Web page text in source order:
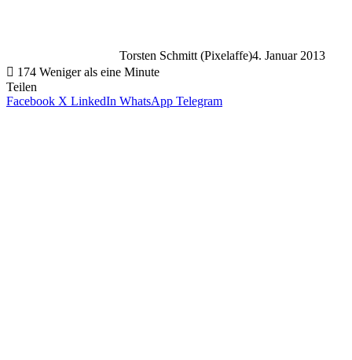
Torsten Schmitt (Pixelaffe)4. Januar 2013
174 Weniger als eine Minute
Teilen
Facebook X LinkedIn WhatsApp Telegram